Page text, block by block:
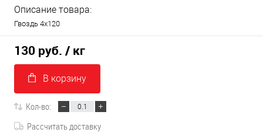
Описание товара:
Гвоздь 4х120
130 руб. / кг
В корзину
Кол-во:
Рассчитать доставку